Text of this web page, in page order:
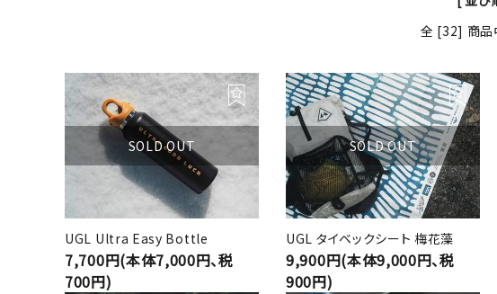
全 [32] 商品
SOLD OUT
UGL Ultra Easy Bottle
7,700円(本体7,000円、税
700円)
SOLD OUT
UGL タイベックシート 梅花藻
9,900円(本体9,000円、税
900円)